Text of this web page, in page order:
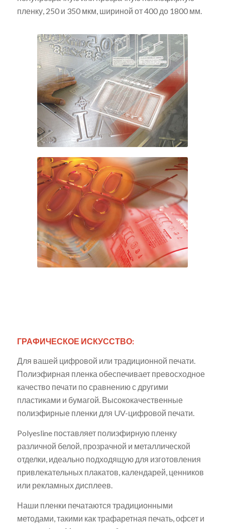
пленку, 250 и 350 мкм, шириной от 400 до 1800 мм.
ГРАФИЧЕСКОЕ ИСКУССТВО:
Для вашей цифровой или традиционной печати.
Полиэфирная пленка обеспечивает превосходное
качество печати по сравнению с другими
пластиками и бумагой. Высококачественные
полиэфирные пленки для UV-цифровой печати.
Polyesline поставляет полиэфирную пленку
различной белой, прозрачной и металлической
отделки, идеально подходящую для изготовления
привлекательных плакатов, календарей, ценников
или рекламных дисплеев.
Наши пленки печатаются традиционными
методами, такими как трафаретная печать, офсет и